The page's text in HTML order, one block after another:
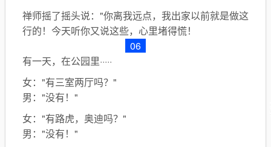
禅师摇了摇头说："你离我远点，我出家以前就是做这
行的！今天听你又说这些，心里堵得慌！
06
有一天，在公园里·····
女："有三室两厅吗？"
男："没有！"
女："有路虎，奥迪吗？"
男："没有！"